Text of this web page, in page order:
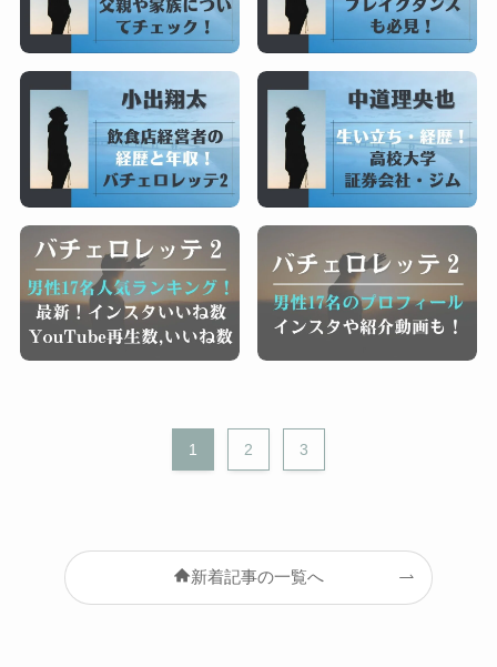
1 2 3
新着記事の一覧へ